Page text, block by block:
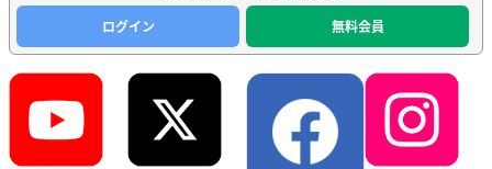
ログイン
無料会員